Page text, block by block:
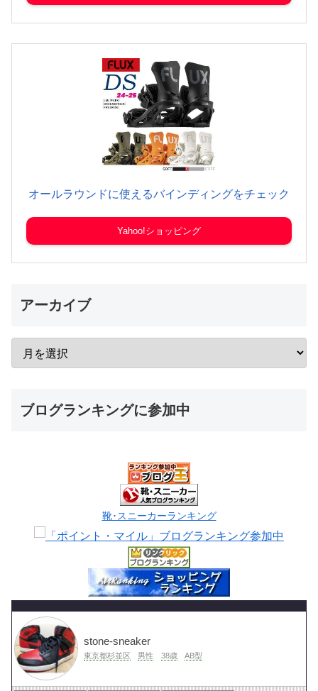
オールラウンドに使えるバインディングをチェック
Yahoo!ショッピング
アーカイブ
ブログランキングに参加中
靴･スニーカーランキング
stone-sneaker
東京都杉並区 男性 38歳 AB型